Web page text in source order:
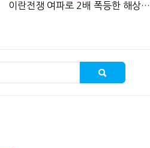
이란전쟁 여파로 2배 폭등한 해상운임: 물류 담당자가 주목해야 할 핵심 리스크